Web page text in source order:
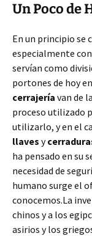
Un Poco de
En un principio se
especialmente
servían como
portones de hoy
cerrajería van de
proceso utilizado
utilizarlo, y en el
llaves y
ha pensado en su
necesidad de
humano surge el
conocemos.La
chinos y a los
asirios y los